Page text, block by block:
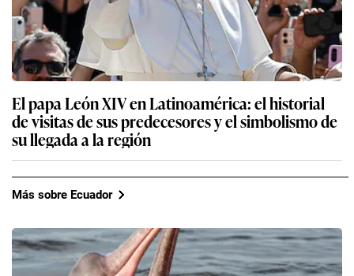
El papa León XIV en Latinoamérica: el historial
de visitas de sus predecesores y el simbolismo de
su llegada a la región
Más sobre Ecuador